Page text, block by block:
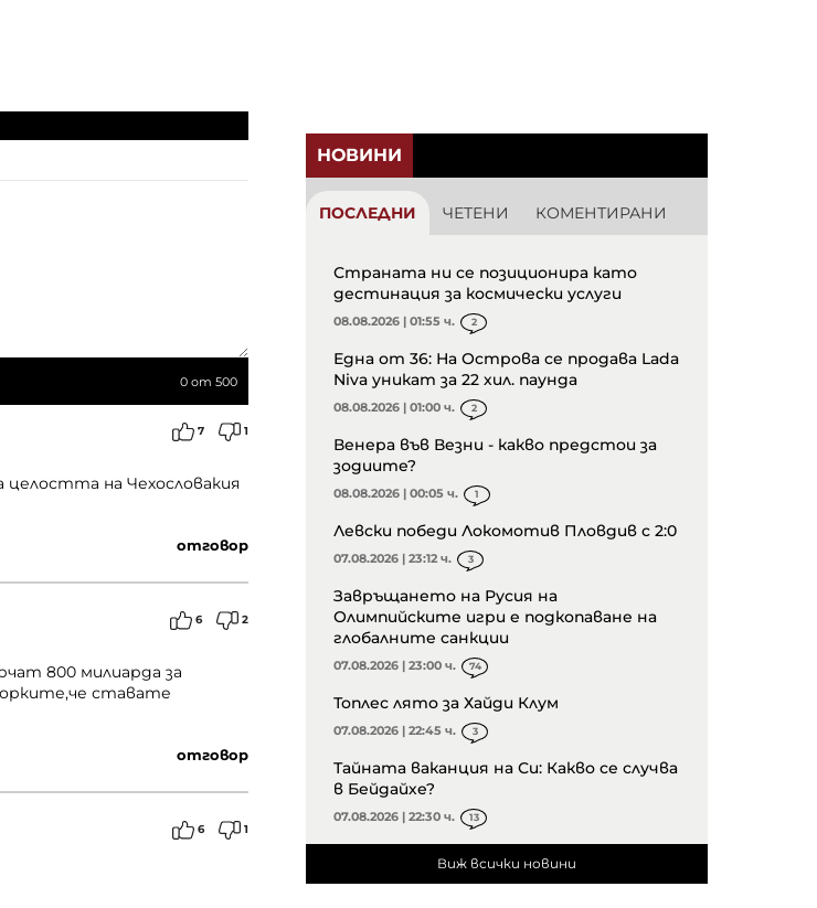
0 от 500
7 1
целостта на Чехословакия
отговор
6 2
800 милиарда за
ставате
отговор
6 1
НОВИНИ
ПОСЛЕДНИ ЧЕТЕНИ КОМЕНТИРАНИ
Страната ни се позиционира като
дестинация за космически услуги
08.08.2026 | 01:55 ч. 2
Една от 36: На Острова се продава Lada
Niva уникат за 22 хил. паунда
08.08.2026 | 01:00 ч. 2
Венера във Везни - какво предстои за
зодиите?
08.08.2026 | 00:05 ч. 1
Левски победи Локомотив Пловдив с 2:0
07.08.2026 | 23:12 ч. 3
Завръщането на Русия на
Олимпийските игри е подкопаване на
глобалните санкции
07.08.2026 | 23:00 ч. 74
Топлес лято за Хайди Клум
07.08.2026 | 22:45 ч. 3
Тайната ваканция на Си: Какво се случва
в Бейдайхе?
07.08.2026 | 22:30 ч. 13
Виж всички новини